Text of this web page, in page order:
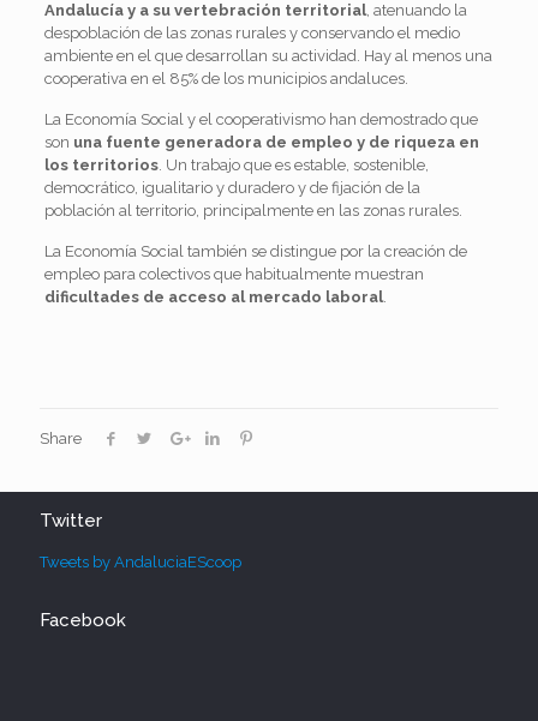
Andalucía y a su vertebración territorial, atenuando la
despoblación de las zonas rurales y conservando el medio
ambiente en el que desarrollan su actividad. Hay al menos una
cooperativa en el 85% de los municipios andaluces.
La Economía Social y el cooperativismo han demostrado que
son una fuente generadora de empleo y de riqueza en
los territorios. Un trabajo que es estable, sostenible,
democrático, igualitario y duradero y de fijación de la
población al territorio, principalmente en las zonas rurales.
La Economía Social también se distingue por la creación de
empleo para colectivos que habitualmente muestran
dificultades de acceso al mercado laboral.
Share
Twitter
Tweets by AndaluciaEScoop
Facebook